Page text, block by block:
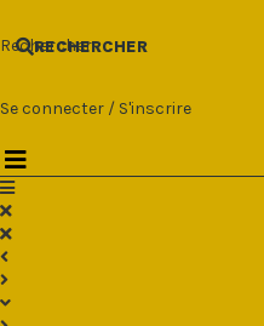
Rechercher
RECHERCHER
Se connecter / S'inscrire